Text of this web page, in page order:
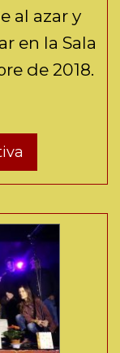
al azar y
en la Sala
de 2018.